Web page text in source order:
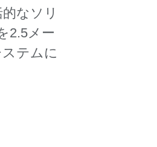
なソリ
2.5メー
テムに